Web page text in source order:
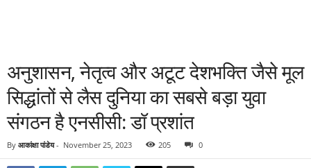
अनुशासन, नेतृत्व और अटूट देशभक्ति जैसे मूल
सिद्धांतों से लैस दुनिया का सबसे बड़ा युवा
संगठन है एनसीसी: डॉ प्रशांत
By आकांक्षा पांडेय- November 25, 2023 205 0